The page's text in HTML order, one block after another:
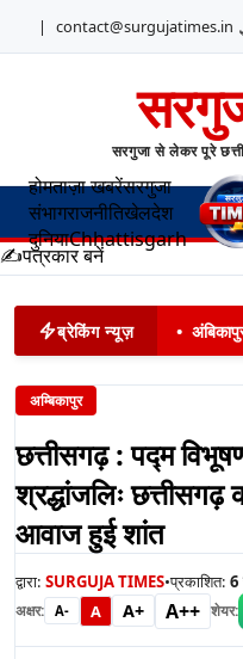
| contact@surgujatimes.in
सरगुजा से लेकर पूरे
होमताज़ा खबरेंसरगुजा
संभागराजनीतिखेलदेश
दुनियाChhattisgarh
✍️पत्रकार बनें
ब्रेकिंग न्यूज़ •
अम्बिकापुर
छत्तीसगढ़ : पद्म
श्रद्धांजलिः
आवाज हुई शांत
द्वारा: SURGUJA TIMES•प्रकाशित: 6
अक्षर: A- A A+ A++ शेयर: